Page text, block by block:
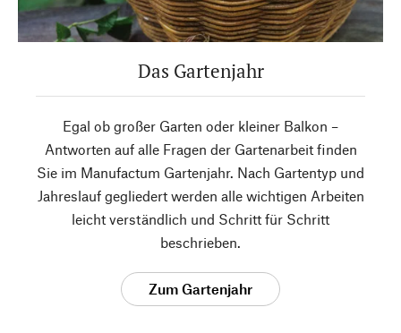
Das Gartenjahr
Egal ob großer Garten oder kleiner Balkon –
Antworten auf alle Fragen der Gartenarbeit finden
Sie im Manufactum Gartenjahr. Nach Gartentyp und
Jahreslauf gegliedert werden alle wichtigen Arbeiten
leicht verständlich und Schritt für Schritt
beschrieben.
Zum Gartenjahr